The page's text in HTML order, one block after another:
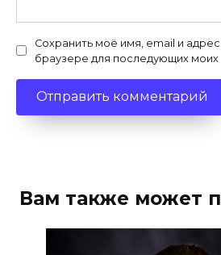
Сохранить моё имя, email и
браузере для последующих моих
Вам также может